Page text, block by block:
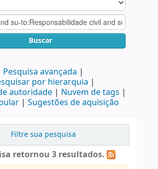
Buscar
Pesquisa avançada
por hierarquia
autoridade
Nuvem de tags
Sugestões de aquisição
Filtre sua pesquisa
retornou 3 resultados.